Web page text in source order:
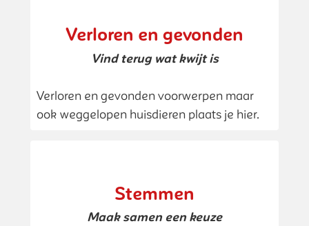
Verloren en gevonden
Vind terug wat kwijt is
Verloren en gevonden voorwerpen maar
ook weggelopen huisdieren plaats je hier.
Stemmen
Maak samen een keuze